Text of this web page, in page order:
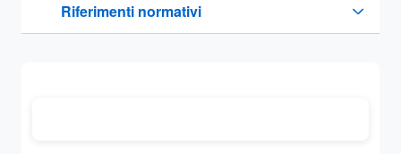
Riferimenti normativi
Sezione compressa